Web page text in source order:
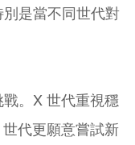
是當不同世代對
。X 世代重視穩
代更願意嘗試新